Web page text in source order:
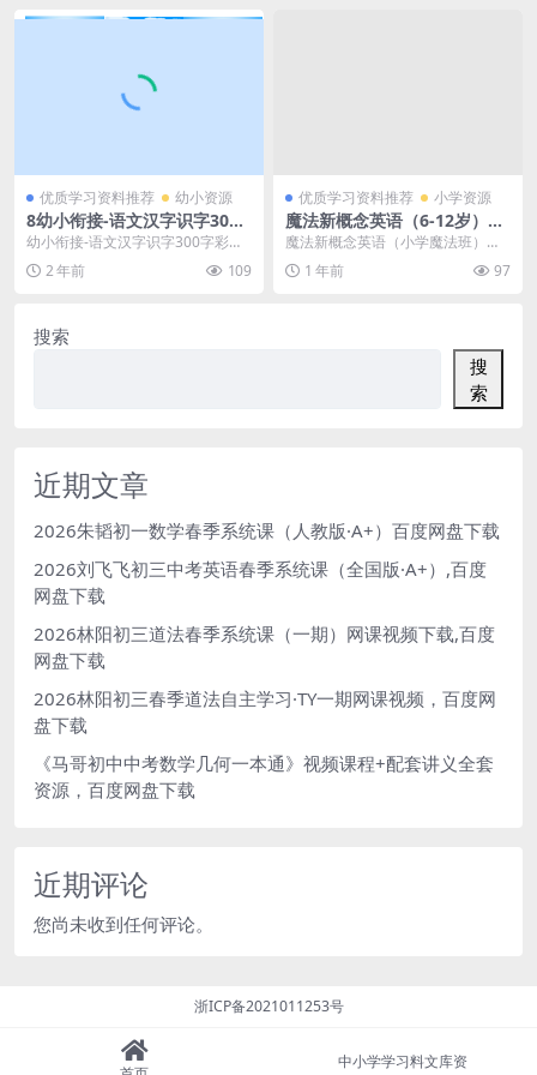
优质学习资料推荐 幼小资源
8幼小衔接-语文汉字识字300
字彩图版（34页PDF文档）资
料下载
幼小衔接-语文汉字识字300字彩图
版（34页PDF文档）资料下载 相关
文章： 8...
2 年前 109
优质学习资料推荐 小学资源
魔法新概念英语（6-12岁）入
门级 百度网盘下载
魔法新概念英语（小学魔法班）入
门级[随到随学班]【完结】 课程特
色 趣味学习：采...
1 年前 97
搜索
搜
索
近期文章
2026朱韬初一数学春季系统课（人教版·A+）百度网盘下载
2026刘飞飞初三中考英语春季系统课（全国版·A+）,百度
网盘下载
2026林阳初三道法春季系统课（一期）网课视频下载,百度
网盘下载
2026林阳初三春季道法自主学习·TY一期网课视频，百度网
盘下载
《马哥初中中考数学几何一本通》视频课程+配套讲义全套
资源，百度网盘下载
近期评论
您尚未收到任何评论。
浙ICP备2021011253号
中小学学习料文库资